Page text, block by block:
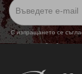
С изпращането се
обработка